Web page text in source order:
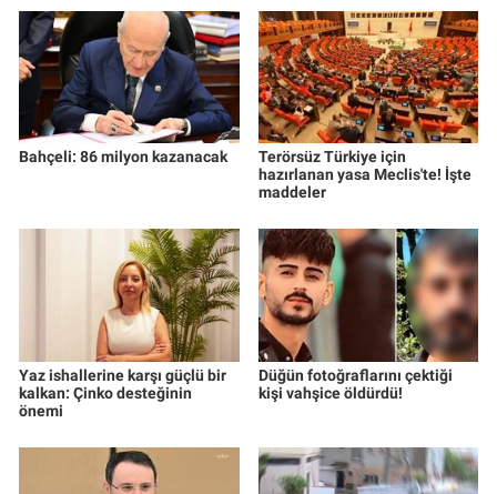
Bahçeli: 86 milyon kazanacak
Terörsüz Türkiye için
hazırlanan yasa Meclis'te! İşte
maddeler
Yaz ishallerine karşı güçlü bir
kalkan: Çinko desteğinin
önemi
Düğün fotoğraflarını çektiği
kişi vahşice öldürdü!